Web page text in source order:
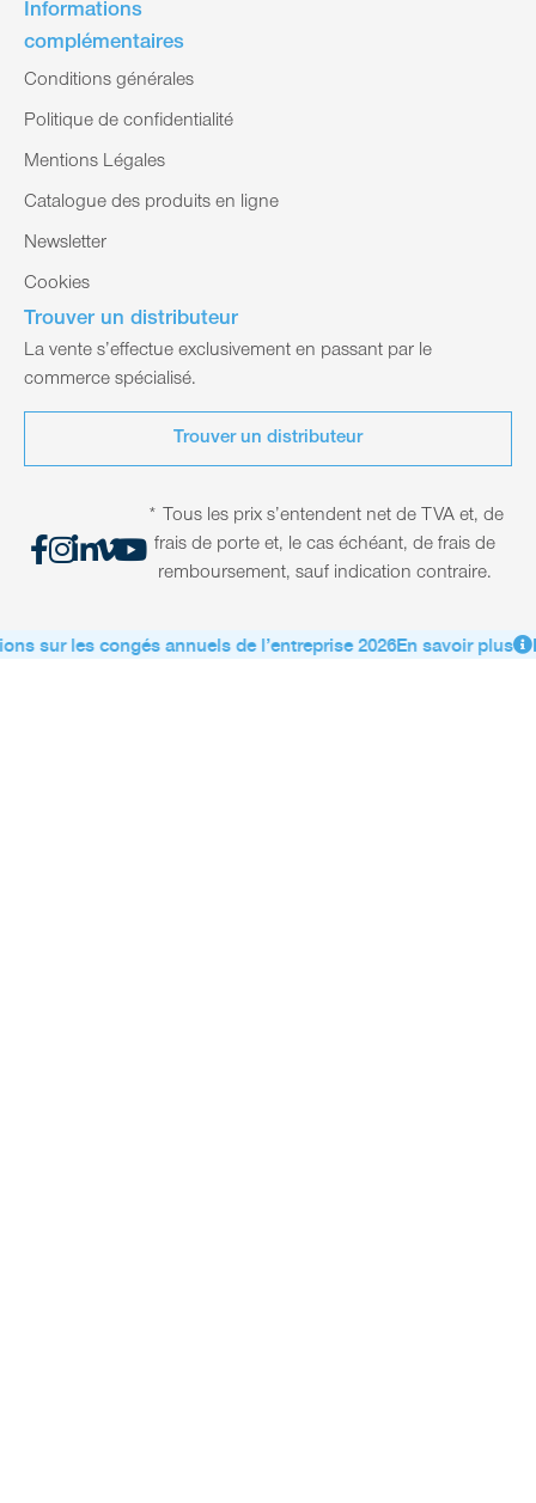
Informations
complémentaires
Conditions générales
Politique de confidentialité
Mentions Légales
Catalogue des produits en ligne
Newsletter
Cookies
Trouver un distributeur
La vente s’effectue exclusivement en passant par le
commerce spécialisé.
Trouver un distributeur
* Tous les prix s’entendent net de TVA et, de
frais de porte et, le cas échéant, de frais de
remboursement, sauf indication contraire.
sur les congés annuels de l’entreprise 2026En savoir plus